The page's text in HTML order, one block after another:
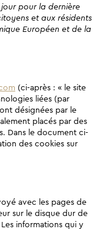
pour la dernière
et aux résidents
Européen et de la
(ci-après : « le site
liées (par
désignées par le
placés par des
Dans le document ci-
des cookies sur
avec les pages de
sur le disque dur de
informations qui y